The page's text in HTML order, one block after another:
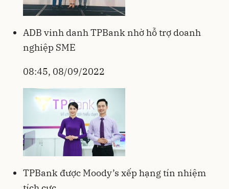
ADB vinh danh TPBank nhờ hỗ trợ doanh
nghiệp SME
08:45, 08/09/2022
TPBank được Moody’s xếp hạng tín nhiệm